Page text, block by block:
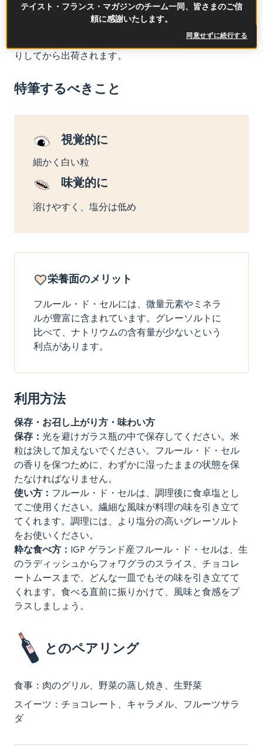
す。塩の華が結晶池の底に落ちたり、ルースが粘土に
って正確に行われなければなりません。その後、水切
りしてから出荷されます。
特筆するべきこと
視覚的に
細かく白い粒
味覚的に
溶けやすく、塩分は低め
栄養面のメリット
フルール・ド・セルには、微量元素やミネラ
ルが豊富に含まれています。グレーソルトに
比べて、ナトリウムの含有量が少ないという
利点があります。
利用方法
保存・お召し上がり方・味わい方
保存： 光を避けガラス瓶の中で保存してください。米
粒は決して加えないでください。フルール・ド・セル
の香りを保つために、わずかに湿ったままの状態を保
たなければなりません。
使い方： フルール・ド・セルは、調理後に食卓塩とし
てご使用ください。繊細な風味が料理の味を引き立て
てくれます。調理には、より塩分の高いグレーソルト
をお使いください。
粋な食べ方： IGP ゲランド産フルール・ド・セルは、生
のラディッシュからフォワグラのスライス、チョコレ
ートムースまで、どんな一皿でもその味を引き立てて
くれます。食べる直前に振りかけて、風味と食感をプ
ラスしましょう。
とのペアリング
食事：肉のグリル、野菜の蒸し焼き、生野菜
スイーツ：チョコレート、キャラメル、フルーツサラ
ダ
テイスト・フランス・マガジンのチーム一同、皆さまのご信
頼に感謝いたします。
同意せずに続行する